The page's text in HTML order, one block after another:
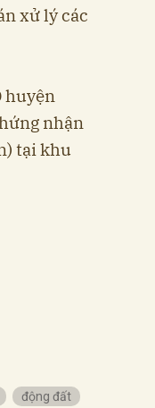
xử lý các
huyện
nhận
tại khu
động đất